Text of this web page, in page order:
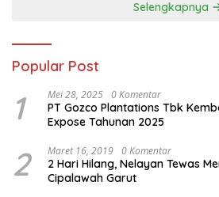
Selengkapnya
Popular Post
1 Mei 28, 2025 0 Komentar
PT Gozco Plantations Tbk
Expose Tahunan 2025
2 Maret 16, 2019 0 Komentar
2 Hari Hilang, Nelayan Tewas
Cipalawah Garut